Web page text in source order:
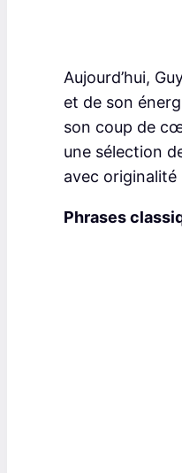
Aujourd’hui,
et de son
son coup de
une sélection
avec originalité
Phrases